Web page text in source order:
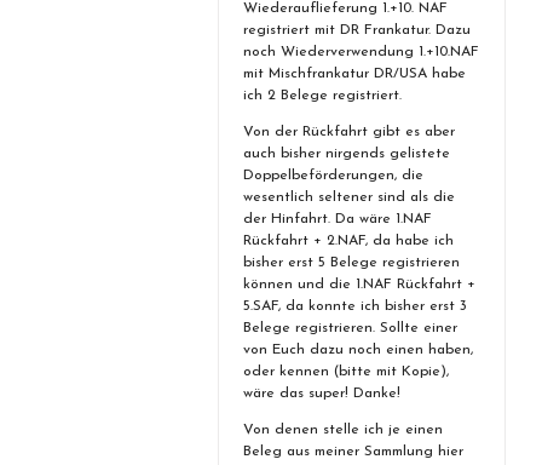
Wiederauflieferung 1.+10. NAF
registriert mit DR Frankatur. Dazu
noch Wiederverwendung 1.+10.NAF
mit Mischfrankatur DR/USA habe
ich 2 Belege registriert.
Von der Rückfahrt gibt es aber
auch bisher nirgends gelistete
Doppelbeförderungen, die
wesentlich seltener sind als die
der Hinfahrt. Da wäre 1.NAF
Rückfahrt + 2.NAF, da habe ich
bisher erst 5 Belege registrieren
können und die 1.NAF Rückfahrt +
5.SAF, da konnte ich bisher erst 3
Belege registrieren. Sollte einer
von Euch dazu noch einen haben,
oder kennen (bitte mit Kopie),
wäre das super! Danke!
Von denen stelle ich je einen
Beleg aus meiner Sammlung hier